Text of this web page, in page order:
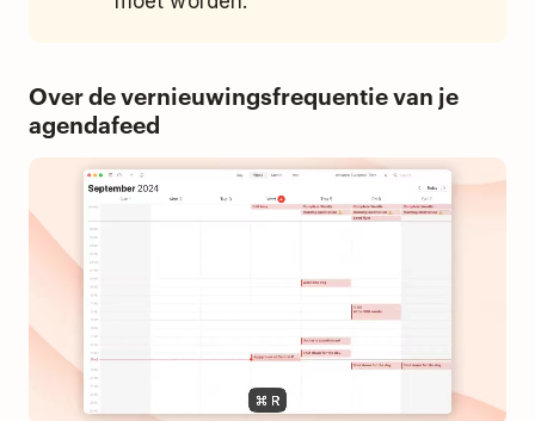
Over de vernieuwingsfrequentie van je
agendafeed